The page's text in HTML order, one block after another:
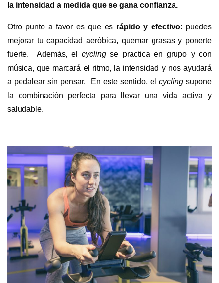
la intensidad a medida que se gana confianza.
Otro punto a favor es que esrápido y efectivo: puedes
mejorar tu capacidad aeróbica, quemar grasas y ponerte
fuerte.
Además, elcycling se practica en grupo y con
música, que marcará el ritmo, la intensidad y nos ayudará
a pedalear sin pensar.
En este sentido, el cyclingsupone
la combinación perfecta para llevar una vida activa y
saludable.